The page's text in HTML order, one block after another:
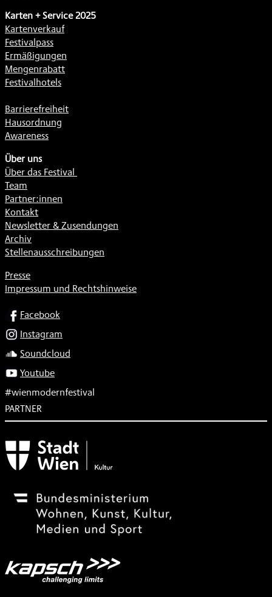
Karten + Service 2025
Kartenverkauf
Festivalpass
Ermäßigungen
Mengenrabatt
Festivalhotels
Barrierefreiheit
Hausordnung
Awareness
Über uns
Über das Festival
Team
Partner:innen
Kontakt
Newsletter & Zusendungen
Archiv
Stellenausschreibungen
Presse
Impressum und Rechtshinweise
SOCIALFacebook
Instagram
Soundcloud
Youtube
#wienmodernfestival
PARTNER
Subventionsgeber